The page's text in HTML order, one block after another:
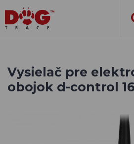
Vysielač pre
obojok d-control